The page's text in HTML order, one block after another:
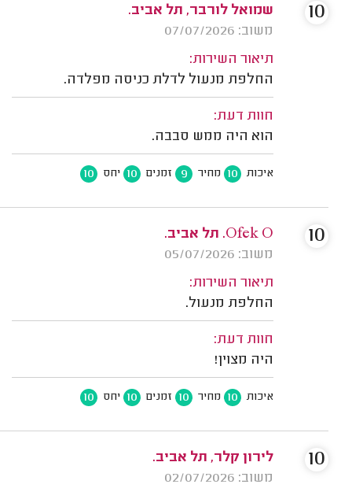
שמואל לורבר, תל אביב.
משוב: 07/07/2026
תיאור השירות:
החלפת מנעול לדלת כניסה מפלדה.
חוות דעת:
הוא היה ממש סבבה.
איכות 10 מחיר 9 זמנים 10 יחס 10
10
Ofek O. תל אביב.
משוב: 05/07/2026
תיאור השירות:
החלפת מנעול.
חוות דעת:
היה מצוין!
איכות 10 מחיר 10 זמנים 10 יחס 10
10
לירון קלר, תל אביב.
משוב: 02/07/2026
10